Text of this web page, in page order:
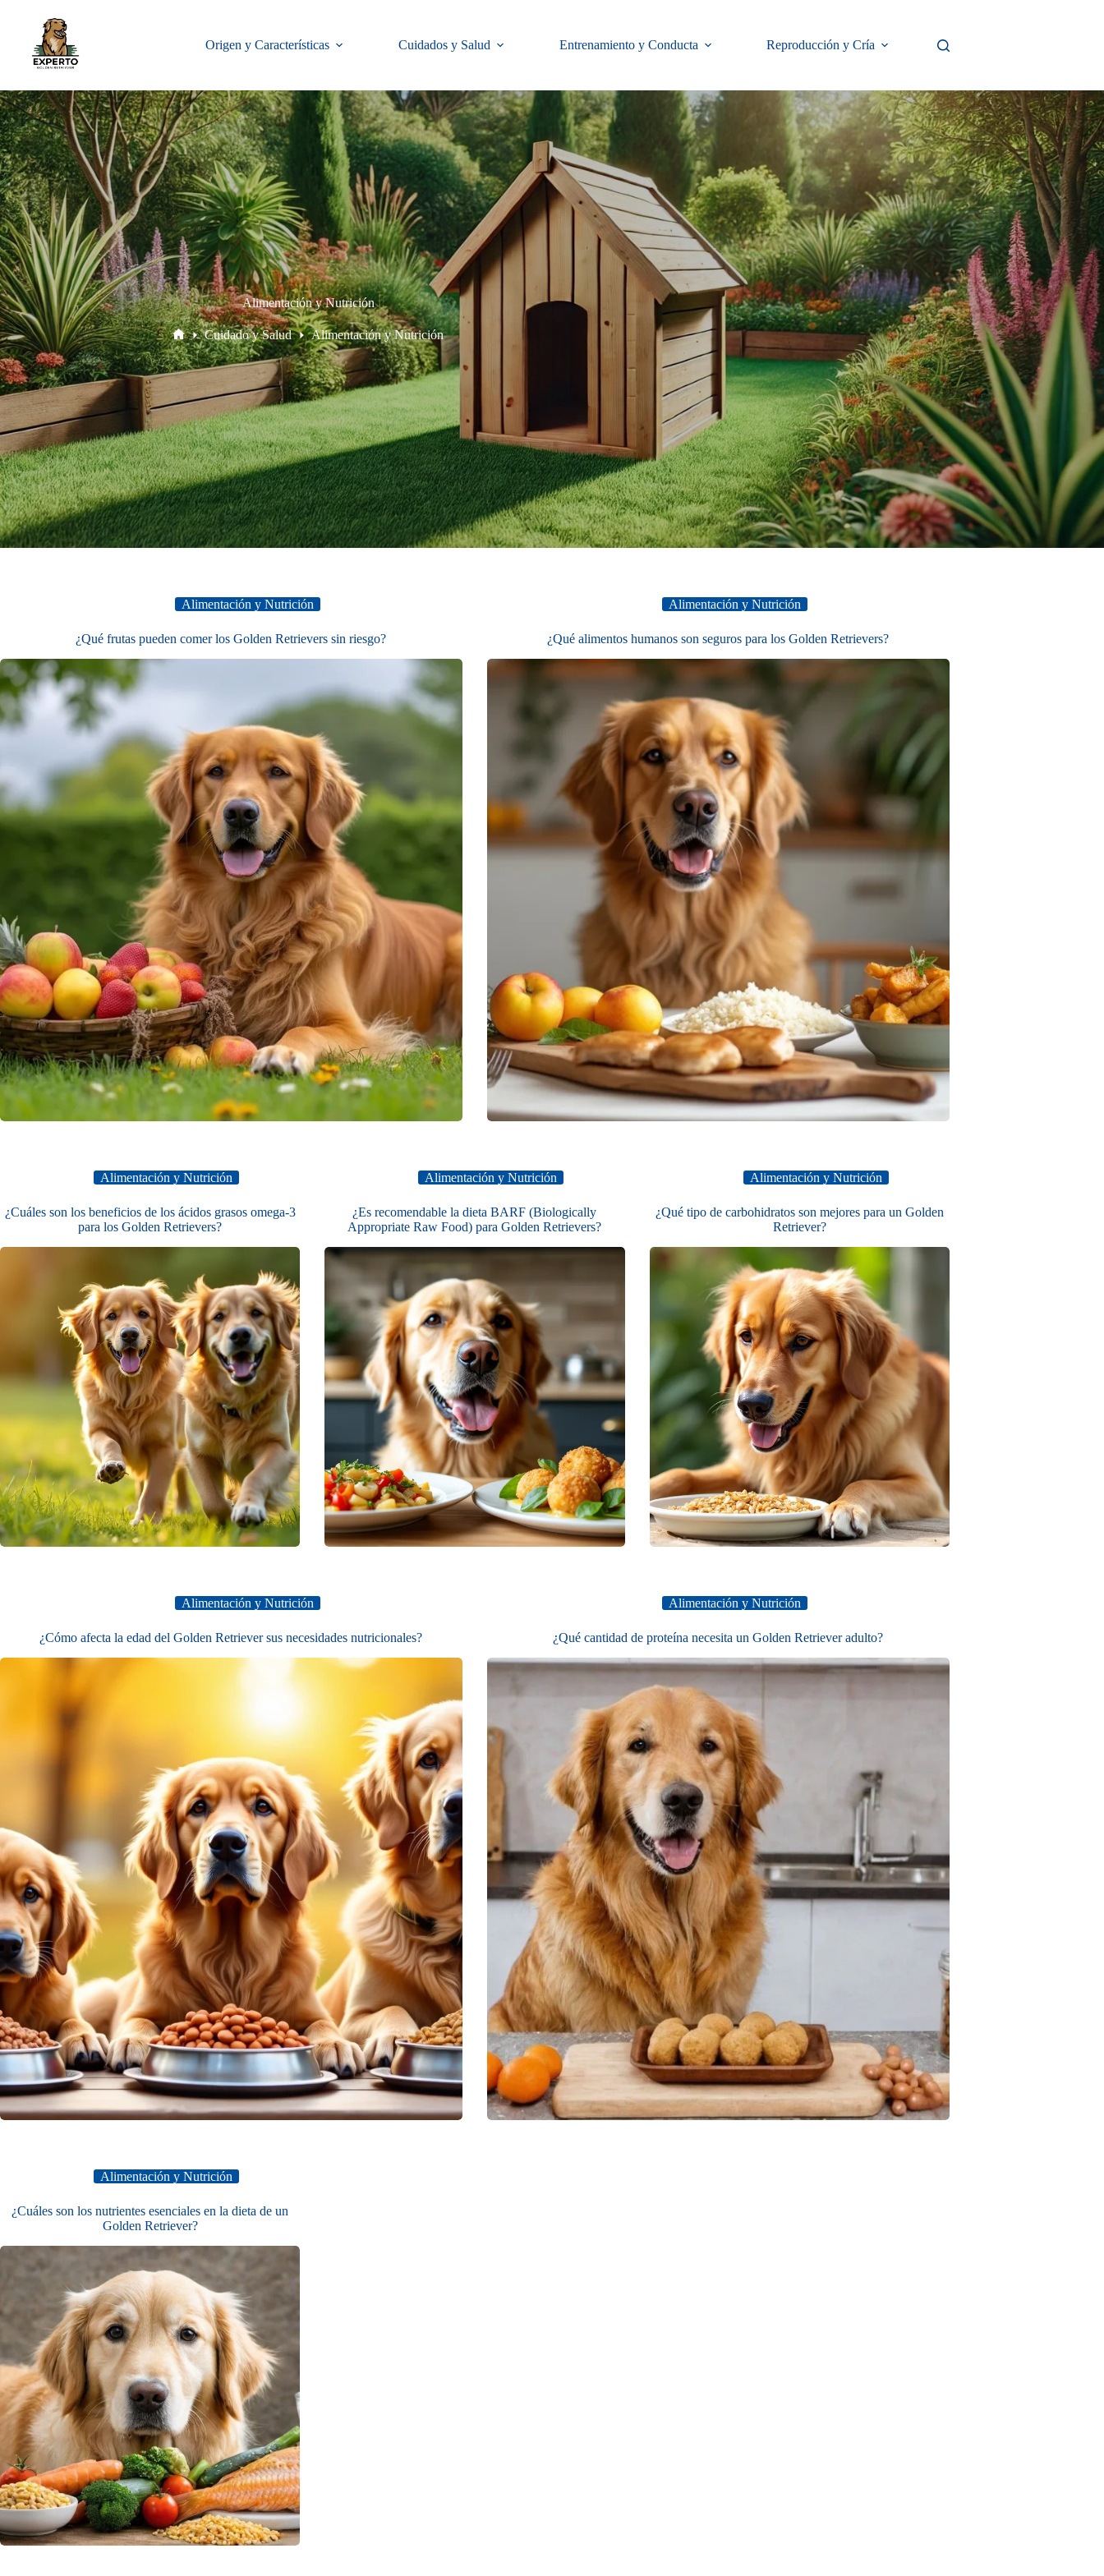
Origen y Características Cuidados y Salud Entrenamiento y Conducta Reproducción y Cría
Alimentación y Nutrición
Cuidado y Salud Alimentación y Nutrición
Alimentación y Nutrición
¿Qué frutas pueden comer los Golden Retrievers sin riesgo?
Alimentación y Nutrición
¿Qué alimentos humanos son seguros para los Golden Retrievers?
Alimentación y Nutrición
¿Cuáles son los beneficios de los ácidos grasos omega-3
para los Golden Retrievers?
Alimentación y Nutrición
¿Es recomendable la dieta BARF (Biologically
Appropriate Raw Food) para Golden Retrievers?
Alimentación y Nutrición
¿Qué tipo de carbohidratos son mejores para un Golden
Retriever?
Alimentación y Nutrición
¿Cómo afecta la edad del Golden Retriever sus necesidades nutricionales?
Alimentación y Nutrición
¿Qué cantidad de proteína necesita un Golden Retriever adulto?
Alimentación y Nutrición
¿Cuáles son los nutrientes esenciales en la dieta de un
Golden Retriever?